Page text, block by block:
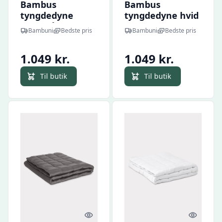
Bambus
tyngdedyne
koksgrå 140x200
- 9kg
Bambuni Bedste pris
1.049 kr.
Til butik
Bambus
tyngdedyne hvid
140x220 - 9kg
Bambuni Bedste pris
1.049 kr.
Til butik
Quick look Quick